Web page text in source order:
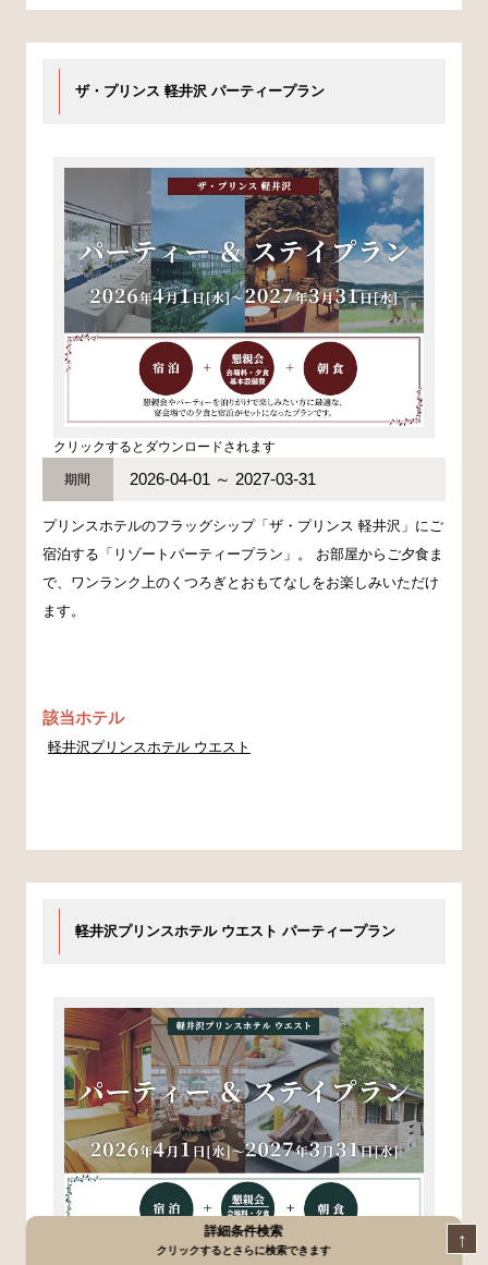
ザ・プリンス 軽井沢 パーティープラン
クリックするとダウンロードされます
期間 2026-04-01 ～ 2027-03-31
プリンスホテルのフラッグシップ「ザ・プリンス 軽井沢」にご
宿泊する「リゾートパーティープラン」。 お部屋からご夕食ま
で、ワンランク上のくつろぎとおもてなしをお楽しみいただけ
ます。
該当ホテル
軽井沢プリンスホテル ウエスト
軽井沢プリンスホテル ウエスト パーティープラン
詳細条件検索
クリックするとさらに検索できます ↑